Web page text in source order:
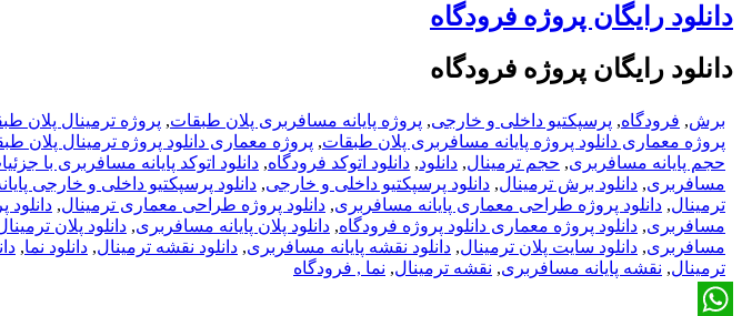
دانلود رایگان پروژه فرودگاه
دانلود رایگان پروژه فرودگاه
برش, فرودگاه, پرسپکتیو داخلی و خارجی, پروژه پایانه مسافربری پلان طبقات, پروژه ترمینال پلان
پروژه معماری دانلود پروژه پایانه مسافربری پلان طبقات, پروژه معماری دانلود پروژه ترمینال پلان
حجم پایانه مسافربری, حجم ترمینال, دانلود, دانلود اتوکد فرودگاه, دانلود اتوکد پایانه مسافربری با
مسافربری, دانلود برش ترمینال, دانلود پرسپکتیو داخلی و خارجی, دانلود پرسپکتیو داخلی و خارجی
ترمینال, دانلود پروژه طراحی معماری پایانه مسافربری, دانلود پروژه طراحی معماری ترمینال,
مسافربری, دانلود پروژه معماری دانلود پروژه فرودگاه, دانلود پلان پایانه مسافربری, دانلود پلان
مسافربری, دانلود سایت پلان ترمینال, دانلود نقشه پایانه مسافربری, دانلود نقشه ترمینال, دانلود نما,
ترمینال, نقشه پایانه مسافربری, نقشه ترمینال, نما , فرودگاه